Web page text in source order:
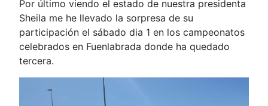
Por último viendo el estado de nuestra presidenta
Sheila me he llevado la sorpresa de su
participación el sábado dia 1 en los campeonatos
celebrados en Fuenlabrada donde ha quedado
tercera.